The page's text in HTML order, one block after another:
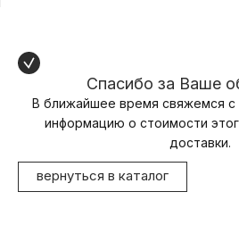
Спасибо за Ваше
В ближайшее время свяжемся с
информацию о стоимости
доставки.
вернуться в каталог